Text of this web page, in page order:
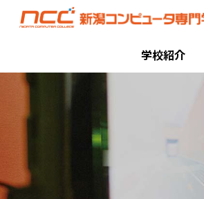
学校紹介